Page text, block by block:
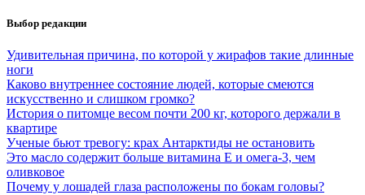
Выбор редакции
Удивительная причина, по которой у жирафов такие длинные
ноги
Каково внутреннее состояние людей, которые смеются
искусственно и слишком громко?
История о питомце весом почти 200 кг, которого держали в
квартире
Ученые бьют тревогу: крах Антарктиды не остановить
Это масло содержит больше витамина Е и омега-3, чем
оливковое
Почему у лошадей глаза расположены по бокам головы?